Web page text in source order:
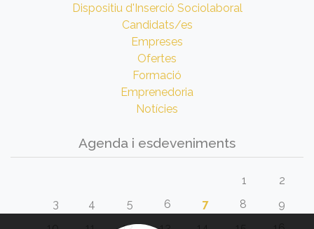
Dispositiu d'Inserció Sociolaboral
Candidats/es
Empreses
Ofertes
Formació
Emprenedoria
Notícies
Agenda i esdeveniments
1
2
3
4 5 6 7 8
9